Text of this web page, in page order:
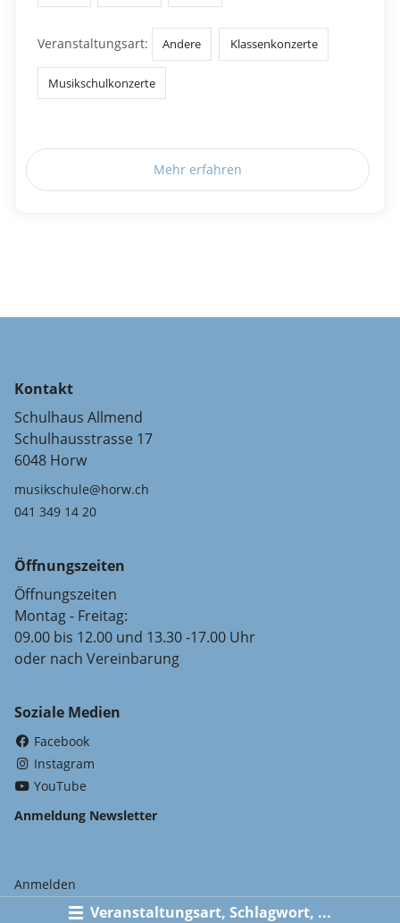
Veranstaltungsart, Schlagwort, ...
Veranstaltungsart: Andere Klassenkonzerte
Musikschulkonzerte
Mehr erfahren
Kontakt
Schulhaus Allmend
Schulhausstrasse 17
6048 Horw
musikschule@horw.ch
041 349 14 20
Öffnungszeiten
Öffnungszeiten
Montag - Freitag:
09.00 bis 12.00 und 13.30 -17.00 Uhr
oder nach Vereinbarung
Soziale Medien
Facebook
Instagram
YouTube
Anmeldung Newsletter
Anmelden